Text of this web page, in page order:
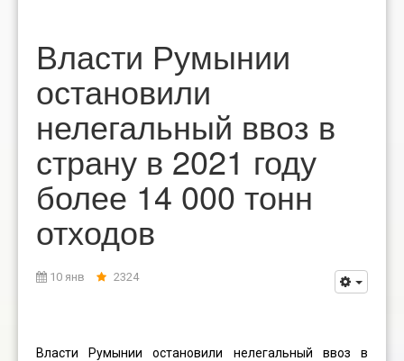
Власти Румынии
остановили
нелегальный ввоз в
страну в 2021 году
более 14 000 тонн
отходов
10 янв 2324
Власти Румынии остановили нелегальный ввоз в